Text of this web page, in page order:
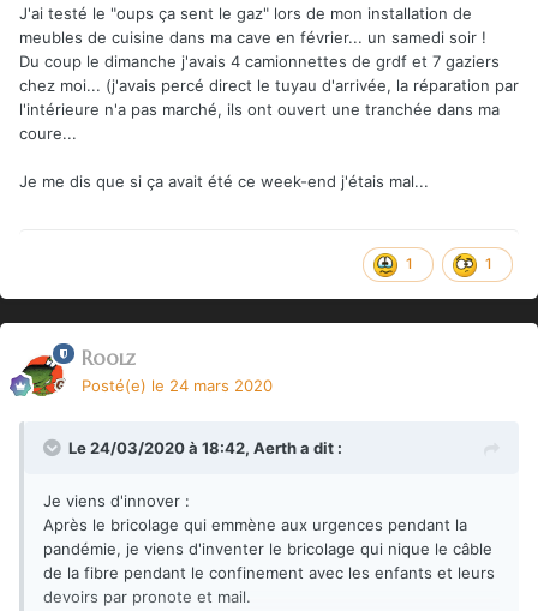
J'ai testé le "oups ça sent le gaz" lors de mon installation de
meubles de cuisine dans ma cave en février... un samedi soir !
Du coup le dimanche j'avais 4 camionnettes de grdf et 7 gaziers
chez moi... (j'avais percé direct le tuyau d'arrivée, la réparation par
l'intérieure n'a pas marché, ils ont ouvert une tranchée dans ma
coure...
Je me dis que si ça avait été ce week-end j'étais mal...
1 1
Roolz
Posté(e) le 24 mars 2020
Le 24/03/2020 à 18:42, Aertha dit :
Je viens d'innover :
Après le bricolage qui emmène aux urgences pendant la
pandémie, je viens d'inventer le bricolage qui nique le câble
de la fibre pendant le confinement avec les enfants et leurs
devoirs par pronote et mail.